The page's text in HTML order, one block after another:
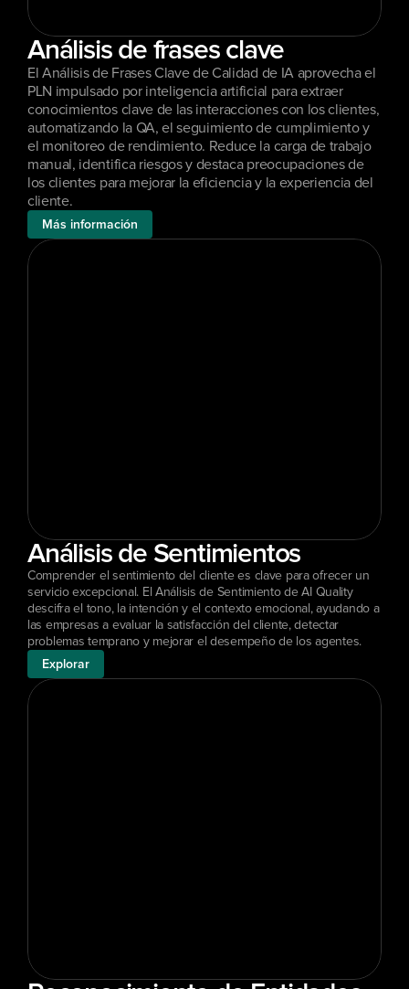
Análisis de frases clave
El Análisis de Frases Clave de Calidad de IA aprovecha el
PLN impulsado por inteligencia artificial para extraer
conocimientos clave de las interacciones con los clientes,
automatizando la QA, el seguimiento de cumplimiento y
el monitoreo de rendimiento. Reduce la carga de trabajo
manual, identifica riesgos y destaca preocupaciones de
los clientes para mejorar la eficiencia y la experiencia del
cliente.
Más información
Análisis de Sentimientos
Comprender el sentimiento del cliente es clave para ofrecer un
servicio excepcional. El Análisis de Sentimiento de AI Quality
descifra el tono, la intención y el contexto emocional, ayudando a
las empresas a evaluar la satisfacción del cliente, detectar
problemas temprano y mejorar el desempeño de los agentes.
Explorar